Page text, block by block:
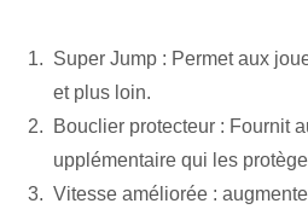
Super Jump : Permet aux
et plus loin.
Bouclier protecteur : Fournit
upplémentaire qui les
Vitesse améliorée :